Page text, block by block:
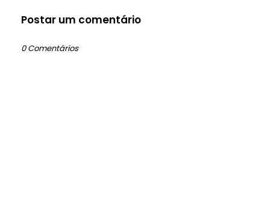
Postar um comentário
0 Comentários